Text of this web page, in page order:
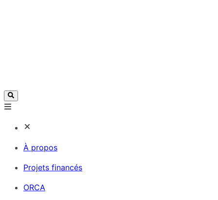
À propos
Projets financés
ORCA